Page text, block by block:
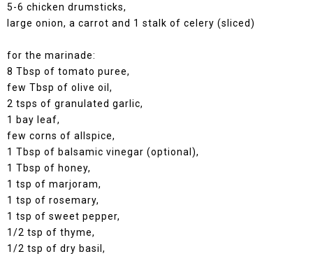
5-6 chicken drumsticks,
large onion, a carrot and 1 stalk of celery (sliced)
for the marinade:
8 Tbsp of tomato puree,
few Tbsp of olive oil,
2 tsps of granulated garlic,
1 bay leaf,
few corns of allspice,
1 Tbsp of balsamic vinegar (optional),
1 Tbsp of honey,
1 tsp of marjoram,
1 tsp of rosemary,
1 tsp of sweet pepper,
1/2 tsp of thyme,
1/2 tsp of dry basil,